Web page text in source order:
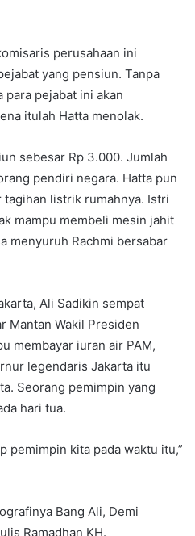
perusahaan ini
yang pensiun. Tanpa
pejabat ini akan
itulah Hatta menolak.
sebesar Rp 3.000. Jumlah
pendiri negara. Hatta pun
listrik rumahnya. Istri
mampu membeli mesin jahit
menyuruh Rachmi bersabar
Ali Sadikin sempat
Mantan Wakil Presiden
membayar iuran air PAM,
legendaris Jakarta itu
Seorang pemimpin yang
hari tua.
pemimpin kita pada waktu itu,”
Bang Ali, Demi
Ramadhan KH.